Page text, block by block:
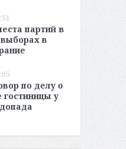
партий в
в
по делу о
гостиницы у